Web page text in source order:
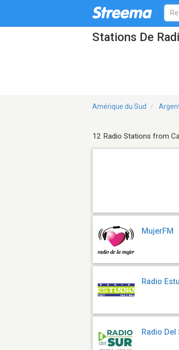
Stations De
Amérique du Sud
12 Radio Stations from
MujerFM
Radio
Radio